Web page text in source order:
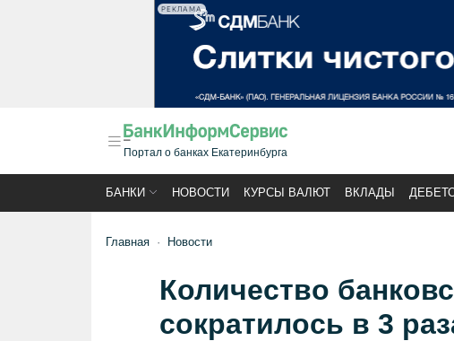
РЕКЛАМА
Портал о банках Екатеринбурга
БАНКИ НОВОСТИ КУРСЫ ВАЛЮТ ВКЛАДЫ
Главная Новости
Количество
сократилось в 3